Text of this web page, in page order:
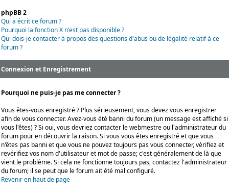
phpBB 2
Qui a écrit ce forum ?
Pourquoi la fonction X n'est pas disponible ?
Qui dois-je contacter à propos des questions d'abus ou de légalité relatif à ce
forum ?
Connexion et Enregistrement
Pourquoi ne puis-je pas me connecter ?
Vous êtes-vous enregistré ? Plus sérieusement, vous devez vous enregistrer
afin de vous connecter. Avez-vous été banni du forum (un message est affiché si
vous l'êtes) ? Si oui, vous devriez contacter le webmestre ou l'administrateur du
forum pour en découvrir la raison. Si vous vous êtes enregistré et que vous
n'êtes pas banni et que vous ne pouvez toujours pas vous connecter, vérifiez et
revérifiez vos nom d'utilisateur et mot de passe; c'est généralement de là que
vient le problème. Si cela ne fonctionne toujours pas, contactez l'administrateur
du forum; il se peut que le forum ait été mal configuré.
Revenir en haut de page